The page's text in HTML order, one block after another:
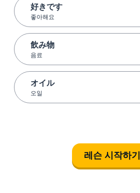
好きです
좋아해요
飲み物
음료
オイル
오일
레슨 시작하기